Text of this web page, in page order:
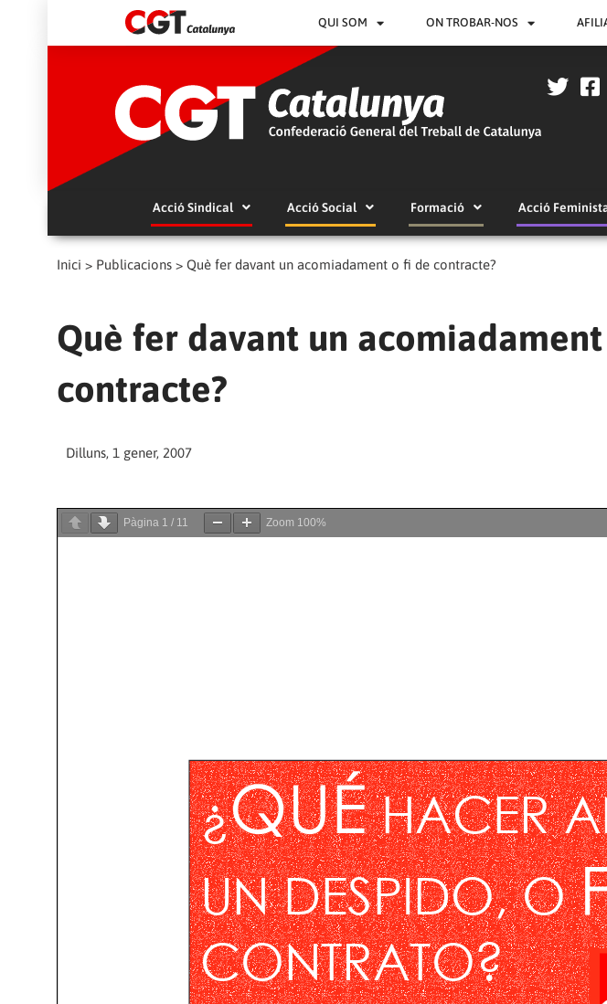
QUI SOM ON TROBAR-NOS
Acció Sindical Acció Social Formació Acció
Inici > Publicacions > Què fer davant un acomiadament o fi de contracte?
Què fer davant un
contracte?
Dilluns, 1 gener, 2007
Pàgina 1 / 11 Zoom 100%